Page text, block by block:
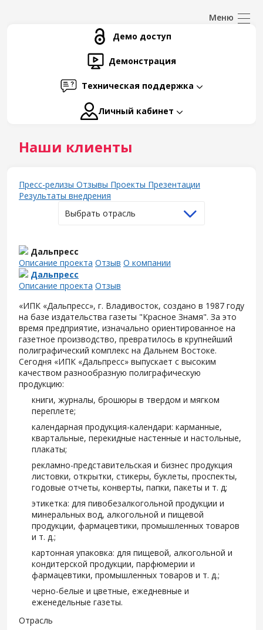
Демо доступ
Демонстрация
Техническая поддержка
Личный кабинет
Наши клиенты
Пресс-релизы Отзывы Проекты Презентации
Результаты внедрения
Выбрать отрасль
Дальпресс
Описание проекта Отзыв О компании
Дальпресс
Описание проекта Отзыв
«ИПК «Дальпресс», г. Владивосток, создано в 1987 году
на базе издательства газеты "Красное Знамя". За это
время предприятие, изначально ориентированное на
газетное производство, превратилось в крупнейший
полиграфический комплекс на Дальнем Востоке.
Сегодня «ИПК «Дальпресс» выпускает с высоким
качеством разнообразную полиграфическую
продукцию:
книги, журналы, брошюры в твердом и мягком
переплете;
календарная продукция-календари: карманные,
квартальные, перекидные настенные и настольные,
плакаты;
рекламно-представительская и бизнес продукция
листовки, открытки, стикеры, буклеты, проспекты,
годовые отчеты, конверты, папки, пакеты и т. д;
этикетка: для пивобезалкогольной продукции и
минеральных вод, алкогольной и пищевой
продукции, фармацевтики, промышленных товаров
и т. д.;
картонная упаковка: для пищевой, алкогольной и
кондитерской продукции, парфюмерии и
фармацевтики, промышленных товаров и т. д.;
черно-белые и цветные, ежедневные и
еженедельные газеты.
Отрасль